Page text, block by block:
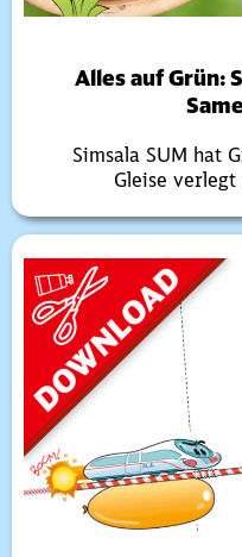
Alles auf Grün:
Simsala SUM hat
Gleise